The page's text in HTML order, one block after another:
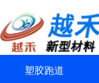
塑胶跑道